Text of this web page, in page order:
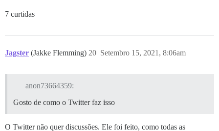
7 curtidas
Jagster (Jakke Flemming) Setembro 15, 2021, 8:06am
20
anon73664359:
Gosto de como o Twitter faz isso
O Twitter não quer discussões. Ele foi feito, como todas as